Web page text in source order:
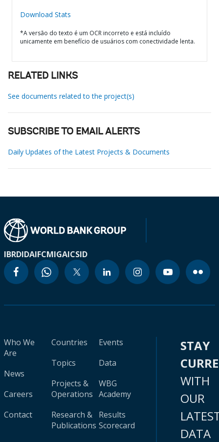
Download Stats
*A versão do texto é um OCR incorreto e está incluído
unicamente em benefício de usuários com conectividade lenta.
RELATED LINKS
See documents related to the project(s)
SUBSCRIBE TO EMAIL ALERTS
Daily Updates of the Latest Projects & Documents
IBRDIDAIFCMIGAICSID
Who We
Are
News
Careers
Contact
Countries
Topics
Projects &
Operations
Research &
Publications
Events
Data
WBG
Academy
Results
Scorecard
STAY
WITH
OUR
DATA